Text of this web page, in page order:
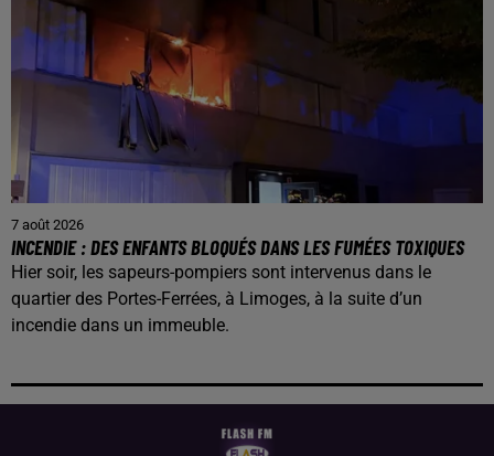
7 août 2026
INCENDIE : DES ENFANTS BLOQUÉS DANS LES FUMÉES TOXIQUES
Hier soir, les sapeurs-pompiers sont intervenus dans le
quartier des Portes-Ferrées, à Limoges, à la suite d’un
incendie dans un immeuble.